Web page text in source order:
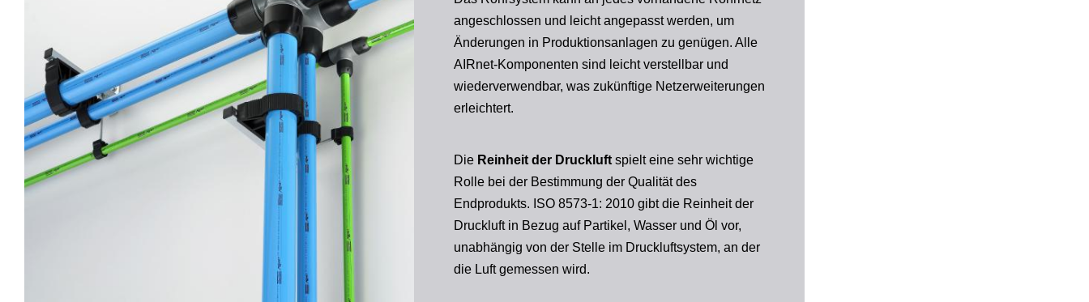
angeschlossen und leicht angepasst werden, um
Änderungen in Produktionsanlagen zu genügen. Alle
AIRnet-Komponenten sind leicht verstellbar und
wiederverwendbar, was zukünftige Netzerweiterungen
erleichtert.
Die Reinheit der Druckluft spielt eine sehr wichtige
Rolle bei der Bestimmung der Qualität des
Endprodukts. ISO 8573-1: 2010 gibt die Reinheit der
Druckluft in Bezug auf Partikel, Wasser und Öl vor,
unabhängig von der Stelle im Druckluftsystem, an der
die Luft gemessen wird.